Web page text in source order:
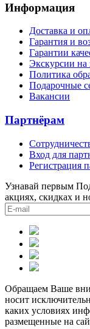
Информация
Доставка и
Гарантия и
Гарантии
Экскурсии на
Политика
Подарочные
Вакансии
Партнёрам
Вход для
Регистрация
Узнавай первым
акциях, скидках и
Обращаем Ваше
носит
каких условиях
размещенные на